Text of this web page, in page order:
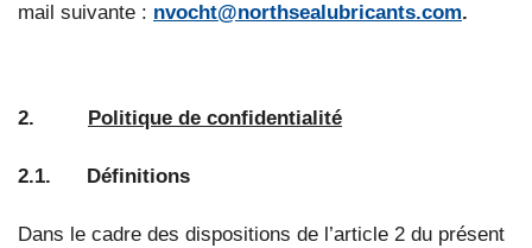
mail suivante : nvocht@northsealubricants.com.
2. Politique de confidentialité
2.1. Définitions
Dans le cadre des dispositions de l’article 2 du présent